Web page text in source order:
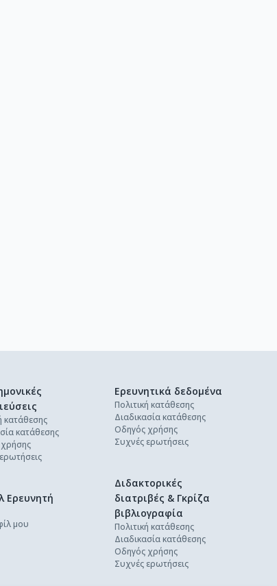
κατάθεσης
κατάθεσης
Ερευνητικά δεδομένα
Πολιτική κατάθεσης
Διαδικασία κατάθεσης
Οδηγός χρήσης
Συχνές ερωτήσεις
Διδακτορικές
διατριβές & Γκρίζα
βιβλιογραφία
Πολιτική κατάθεσης
Διαδικασία κατάθεσης
Οδηγός χρήσης
Συχνές ερωτήσεις
Ερευνητή
μου